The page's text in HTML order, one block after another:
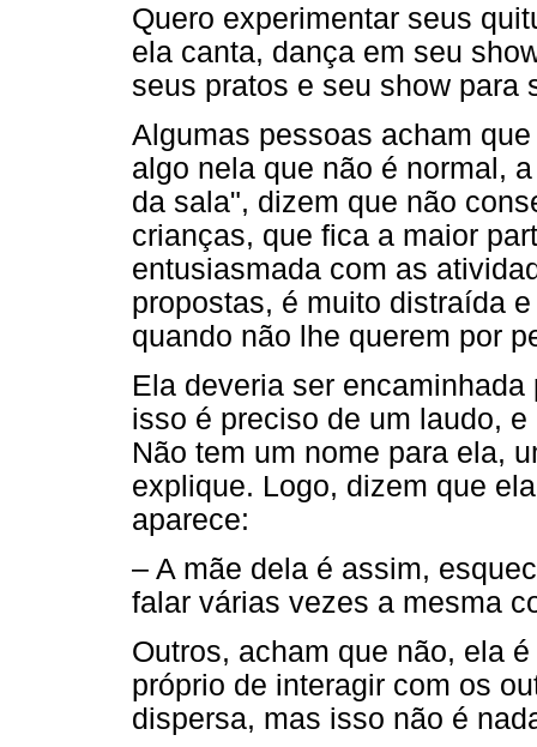
Quero experimentar seus
ela canta, dança em seu
seus pratos e seu show para
Algumas pessoas acham
algo nela que não é normal,
da sala", dizem que não
crianças, que fica a maior
entusiasmada com as
propostas, é muito distraída
quando não lhe querem por
Ela deveria ser
isso é preciso de um laudo,
Não tem um nome para ela,
explique. Logo, dizem que
aparece:
– A mãe dela é assim,
falar várias vezes a mesma
Outros, acham que não, ela
próprio de interagir com os
dispersa, mas isso não é